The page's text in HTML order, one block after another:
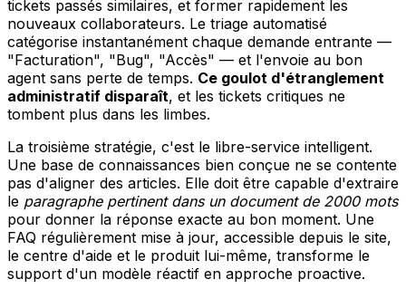
tickets passés similaires, et former rapidement les
nouveaux collaborateurs. Le triage automatisé
catégorise instantanément chaque demande entrante —
"Facturation", "Bug", "Accès" — et l'envoie au bon
agent sans perte de temps. Ce goulot d'étranglement
administratif disparaît, et les tickets critiques ne
tombent plus dans les limbes.
La troisième stratégie, c'est le libre-service intelligent.
Une base de connaissances bien conçue ne se contente
pas d'aligner des articles. Elle doit être capable d'extraire
le paragraphe pertinent dans un document de 2000 mots
pour donner la réponse exacte au bon moment. Une
FAQ régulièrement mise à jour, accessible depuis le site,
le centre d'aide et le produit lui-même, transforme le
support d'un modèle réactif en approche proactive.